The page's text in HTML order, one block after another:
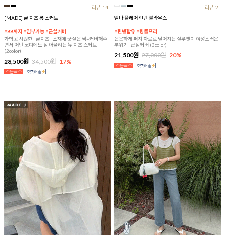
리뷰:14
[MADE] 쿨 치즈 롱 스커트
#88까지 #임부가능 #군살커버
가볍고 시원한 "쿨치즈" 소재에 군살은 싹~커버해주
면서 어떤 코디에도 잘 어울리는 뉴 치즈 스커트
(2color)
28,500원 34,500원 17%
리뷰:2
엠마 플레어 린넨 블라우스
#린넨함유 #링클프리
은은하게 퍼져 차르르 떨어지는 실루엣이 여성스러운
분위기+군살커버 (3color)
21,500원 27,000원 20%